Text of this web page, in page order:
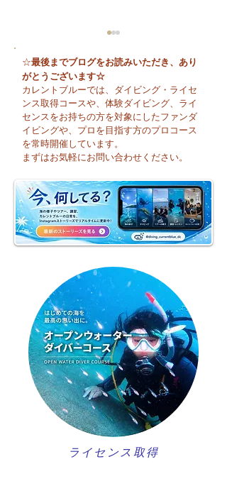
🌈 海の上に広がる虹♪
☆最後までブログをお読みいただき、あり
がとうございます☆
カレントブルーでは、ダイビング・ライセ
ンス取得コースや、体験ダイビング、ライ
センスをお持ちの方を対象にしたファンダ
イビングや、プロを目指す方のプロコース
を常時開催しています。
まずはお気軽にお問い合わせください。
ライセンス取得